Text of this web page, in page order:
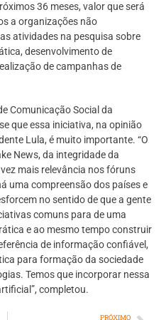
36 meses, valor que será
a organizações não
atividades na pesquisa sobre
desenvolvimento de
de campanhas de
Comunicação Social da
que essa iniciativa, na opinião
Lula, é muito importante. “O
News, da integridade da
mais relevância nos fóruns
uma compreensão dos países e
no sentido de que a gente
comuns para de uma
e ao mesmo tempo construir
de informação confiável,
para formação da sociedade
Temos que incorporar nessa
completou.
PRÓXIMO